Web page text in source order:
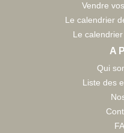
Vendre
Le calendrier
Le
A
Qui
Liste des